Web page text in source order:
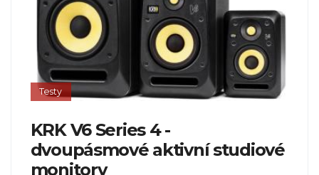
Testy
KRK V6 Series 4 -
dvoupásmové aktivní studiové
monitory